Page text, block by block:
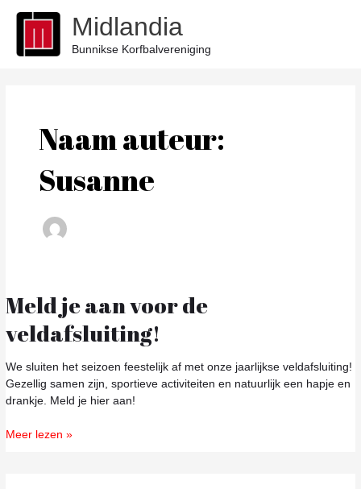
inhoud
Midlandia
Bunnikse Korfbalvereniging
Naam auteur:
Susanne
Meld je aan voor de
veldafsluiting!
We sluiten het seizoen feestelijk af met onze jaarlijkse veldafsluiting!
Gezellig samen zijn, sportieve activiteiten en natuurlijk een hapje en
drankje. Meld je hier aan!
Meld
je
aan
de
veldafsluiting!
Meer lezen »